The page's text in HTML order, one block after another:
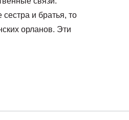
и братья, то
орланов. Эти